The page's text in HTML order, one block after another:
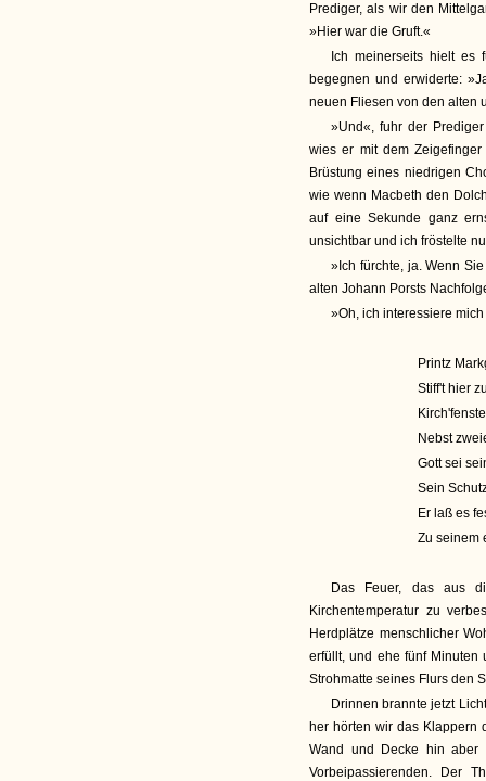
Prediger, als wir den
»Hier war die Gruft.«
Ich meinerseits hielt es
begegnen und erwiderte:
neuen Fliesen von den alten
»Und«, fuhr der
wies er mit dem
Brüstung eines niedrigen
wie wenn Macbeth den
auf eine Sekunde ganz
unsichtbar und ich fröstelte
»Ich fürchte, ja. Wenn
alten Johann Porsts
»Oh, ich interessiere
Printz
Stiff't hier
Nebst
Gott sei
Sein
Er laß es
Zu seinem
Das Feuer, das aus
Kirchentemperatur zu
Herdplätze menschlicher
erfüllt, und ehe fünf Minuten
Strohmatte seines Flurs den
Drinnen brannte jetzt
her hörten wir das Klappern
Wand und Decke hin aber
Vorbeipassierenden. Der